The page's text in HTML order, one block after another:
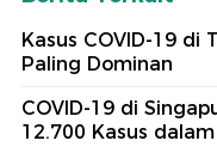
Kasus COVID-19 di
Paling Dominan
COVID-19 di
12.700 Kasus